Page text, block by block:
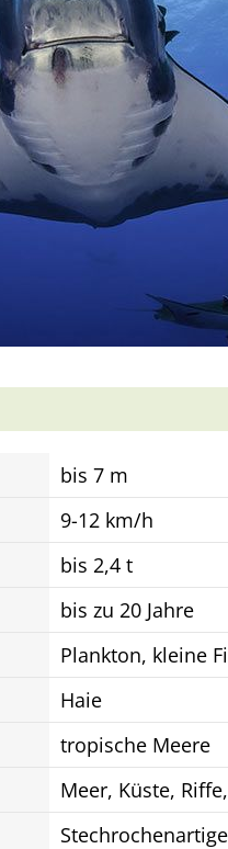
bis 7 m
9-12 km/h
bis 2,4 t
bis zu 20 Jahre
Plankton, kleine
Haie
tropische Meere
Meer, Küste,
Stechrochenartige